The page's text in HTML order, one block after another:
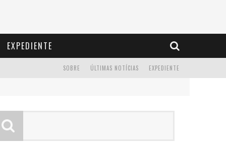
EXPEDIENTE
EXPEDIENTE
ÚLTIMAS NOTÍCIAS
SOBRE